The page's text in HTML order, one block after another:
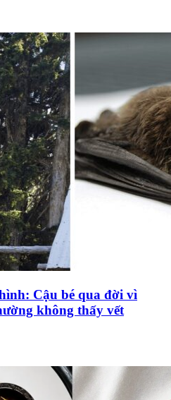
Cậu bé qua đời vì
không thấy vết